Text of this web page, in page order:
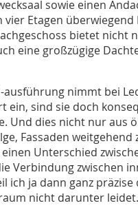
sowie einen
Etagen
bietet nicht
eine großzügige
ausführung nimmt bei
ein, sind sie doch
Und dies nicht nur aus
Fassaden weitgehend
Unterschied
Verbindung zwischen
ich ja dann ganz präzise
nicht darunter